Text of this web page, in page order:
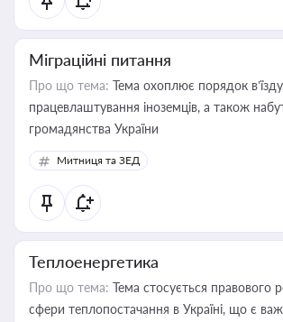
Міграційні питання
Про що тема: Тема охоплює порядок
працевлаштування іноземців, а також
громадянства України
Митниця та ЗЕД
Теплоенергетика
Про що тема: Тема стосується правового
сфери теплопостачання в Україні, що є